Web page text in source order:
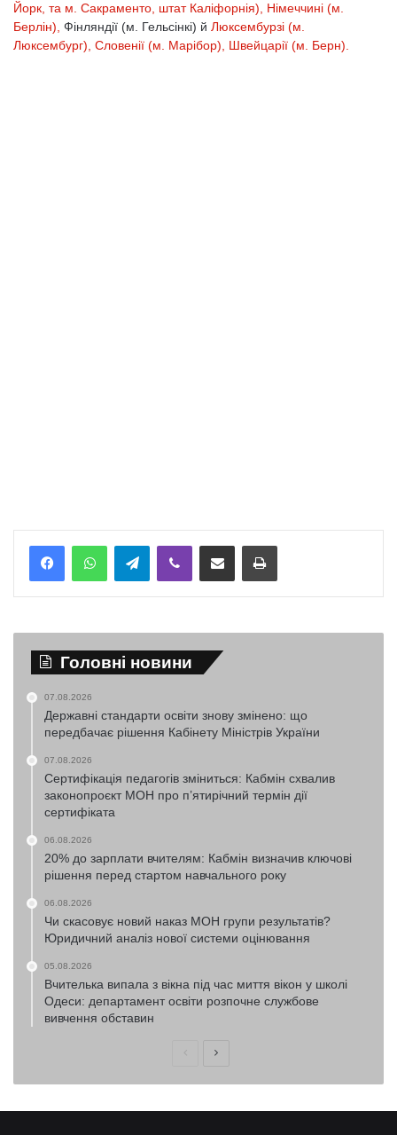
Йорк, та м. Сакраменто, штат Каліфорнія),
Німеччині (м.
Берлін), Фінляндії (м. Гельсінкі) й Люксембурзі (м.
Люксембург), Словенії (м. Марібор),
Швейцарії (м. Берн).
TelegramViber Надіслати електронною поштоюНадрукувати
Головні новини
07.08.2026
Державні стандарти освіти знову змінено: що
передбачає рішення Кабінету Міністрів України
07.08.2026
Сертифікація педагогів зміниться: Кабмін схвалив
законопроєкт МОН про п’ятирічний термін дії
сертифіката
06.08.2026
20% до зарплати вчителям: Кабмін визначив ключові
рішення перед стартом навчального року
06.08.2026
Чи скасовує новий наказ МОН групи результатів?
Юридичний аналіз нової системи оцінювання
05.08.2026
Вчителька випала з вікна під час миття вікон у школі
Одеси: департамент освіти розпочне службове
вивчення обставин
ПопередняНаступна